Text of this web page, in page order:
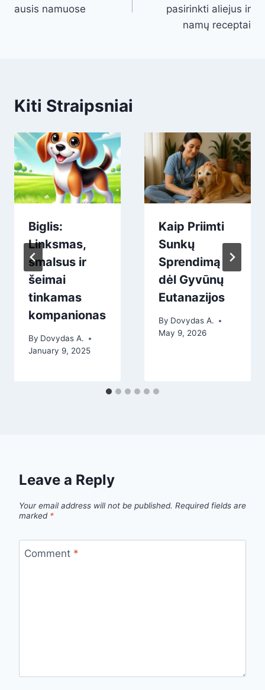
ausis namuose
pasirinkti aliejus ir
namų receptai
Kiti Straipsniai
Biglis:
Linksmas,
smalsus ir
šeimai
tinkamas
kompanionas
By Dovydas A.
January 9, 2025
Kaip Priimti
Sunkų
Sprendimą
dėl Gyvūnų
Eutanazijos
By Dovydas A.
May 9, 2026
Leave a Reply
Your email address will not be published. Required fields are
marked *
Comment *